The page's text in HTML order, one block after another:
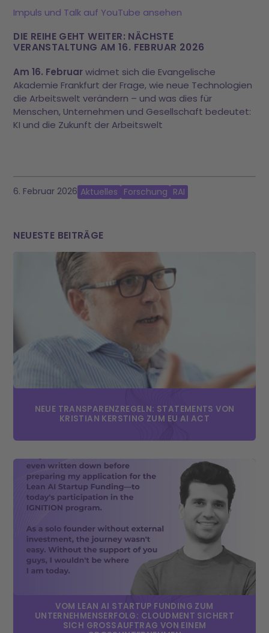
Impuls und Talk auf YouTube ansehen
DIE REIHE GEHT WEITER: NÄCHSTE
VERANSTALTUNG AM 16. FEBRUAR 2026
Am 16. Februarwidmet sich die Evangelische
Akademie Frankfurt der Frage, wie neue Technologien
die Arbeitswelt verändern – und was dies für
Menschen, Unternehmen und Gesellschaft bedeutet:
KI und die Zukunft der Arbeitswelt
6. Februar 2026 Aktuelles Forschung RAI
NEUESTE BEITRÄGE
NEUE TRANSPARENZREGELN: STATEMENTS VON
KRISTIAN KERSTING ZUM EU AI ACT
VOM LEAN AI STARTUP FUNDING ZUM
UNTERNEHMENSERFOLG: CLOUDMENT SICHERT
SICH GROSSAUFTRAG VON EINEM G